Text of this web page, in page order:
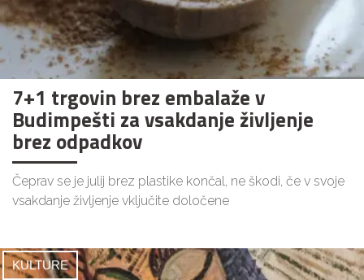
7+1 trgovin brez embalaže v
Budimpešti za vsakdanje življenje
brez odpadkov
Čeprav se je julij brez plastike končal, ne škodi, če v svoje
vsakdanje življenje vključite določene
KULTURE